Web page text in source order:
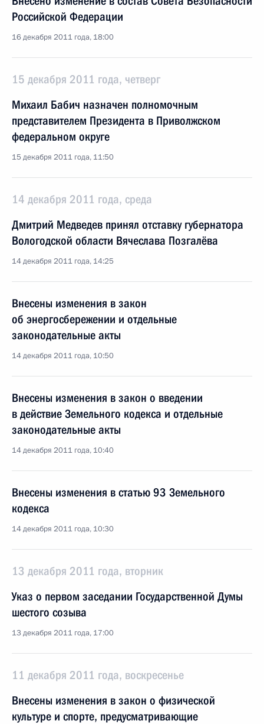
Российской Федерации
16 декабря 2011 года, 18:00
15 декабря 2011 года, четверг
Михаил Бабич назначен полномочным
представителем Президента в Приволжском
федеральном округе
15 декабря 2011 года, 11:50
14 декабря 2011 года, среда
Дмитрий Медведев принял отставку губернатора
Вологодской области Вячеслава Позгалёва
14 декабря 2011 года, 14:25
Внесены изменения в закон
об энергосбережении и отдельные
законодательные акты
14 декабря 2011 года, 10:50
Внесены изменения в закон о введении
в действие Земельного кодекса и отдельные
законодательные акты
14 декабря 2011 года, 10:40
Внесены изменения в статью 93 Земельного
кодекса
14 декабря 2011 года, 10:30
13 декабря 2011 года, вторник
Указ о первом заседании Государственной Думы
шестого созыва
13 декабря 2011 года, 17:00
11 декабря 2011 года, воскресенье
Внесены изменения в закон о физической
культуре и спорте, предусматривающие